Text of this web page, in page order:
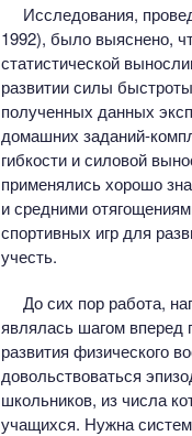
Исследования,
1992), было выяснено,
статистической
развитии силы
полученных данных
домашних заданий-
гибкости и силовой
применялись хорошо
и средними
спортивных игр для
учесть.
До сих пор работа,
являлась шагом
развития физического
довольствоваться
школьников, из числа
учащихся. Нужна